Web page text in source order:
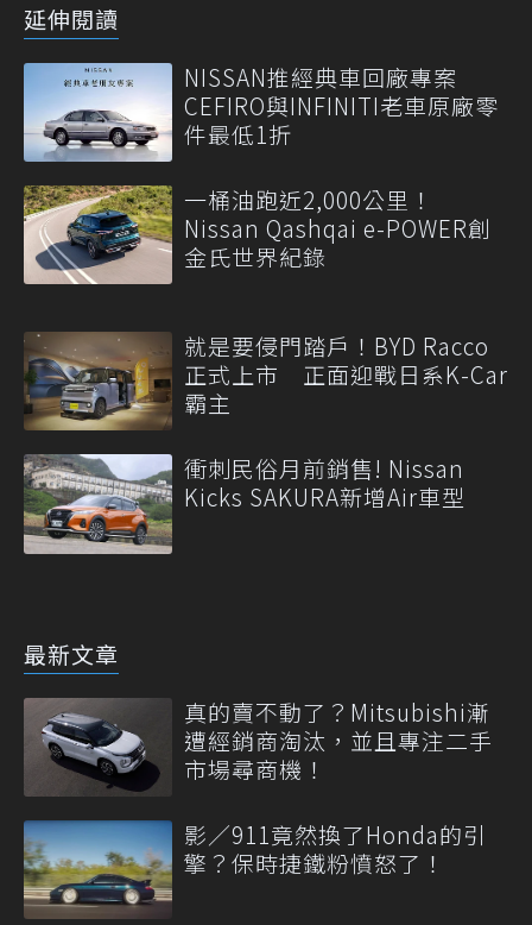
延伸閱讀
NISSAN推經典車回廠專案
CEFIRO與INFINITI老車原廠零
件最低1折
一桶油跑近2,000公里！
Nissan Qashqai e-POWER創
金氏世界紀錄
就是要侵門踏戶！BYD Racco
正式上市 正面迎戰日系K-Car
霸主
衝刺民俗月前銷售! Nissan
Kicks SAKURA新增Air車型
最新文章
真的賣不動了？Mitsubishi漸
遭經銷商淘汰，並且專注二手
市場尋商機！
影／911竟然換了Honda的引
擎？保時捷鐵粉憤怒了！